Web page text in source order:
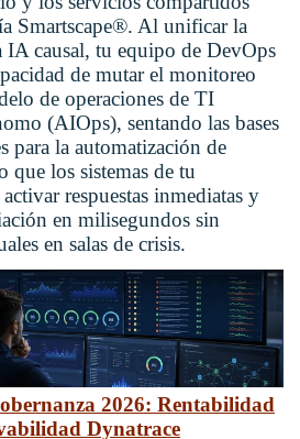
Smartscape®. Al unificar la
causal, tu equipo de DevOps
de mutar el monitoreo
de operaciones de TI
(AIOps), sentando las bases
para la automatización de
que los sistemas de tu
respuestas inmediatas y
en milisegundos sin
en salas de crisis.
2026: Rentabilidad
Dynatrace